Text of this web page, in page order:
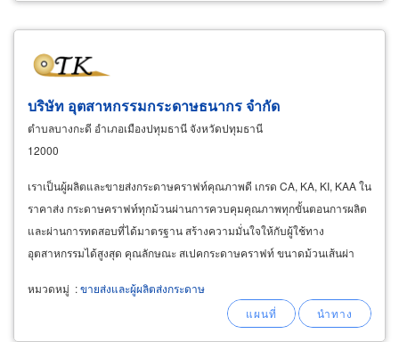
บริษัท อุตสาหกรรมกระดาษธนากร จำกัด
ตำบลบางกะดี อำเภอเมืองปทุมธานี จังหวัดปทุมธานี
12000
เราเป็นผู้ผลิตและขายส่งกระดาษคราฟท์คุณภาพดี เกรด CA, KA, KI, KAA ใน
ราคาส่ง กระดาษคราฟท์ทุกม้วนผ่านการควบคุมคุณภาพทุกขั้นตอนการผลิต
และผ่านการทดสอบที่ได้มาตรฐาน สร้างความมั่นใจให้กับผู้ใช้ทาง
อุตสาหกรรมได้สูงสุด คุณลักษณะ สเปคกระดาษคราฟท์ ขนาดม้วนเส้นผ่า
หมวดหมู่ :ขายส่งและผู้ผลิตส่งกระดาษ